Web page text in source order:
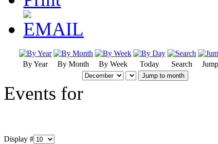
By Year By Month By Week Today Search
Jump to month
Events for
Display #